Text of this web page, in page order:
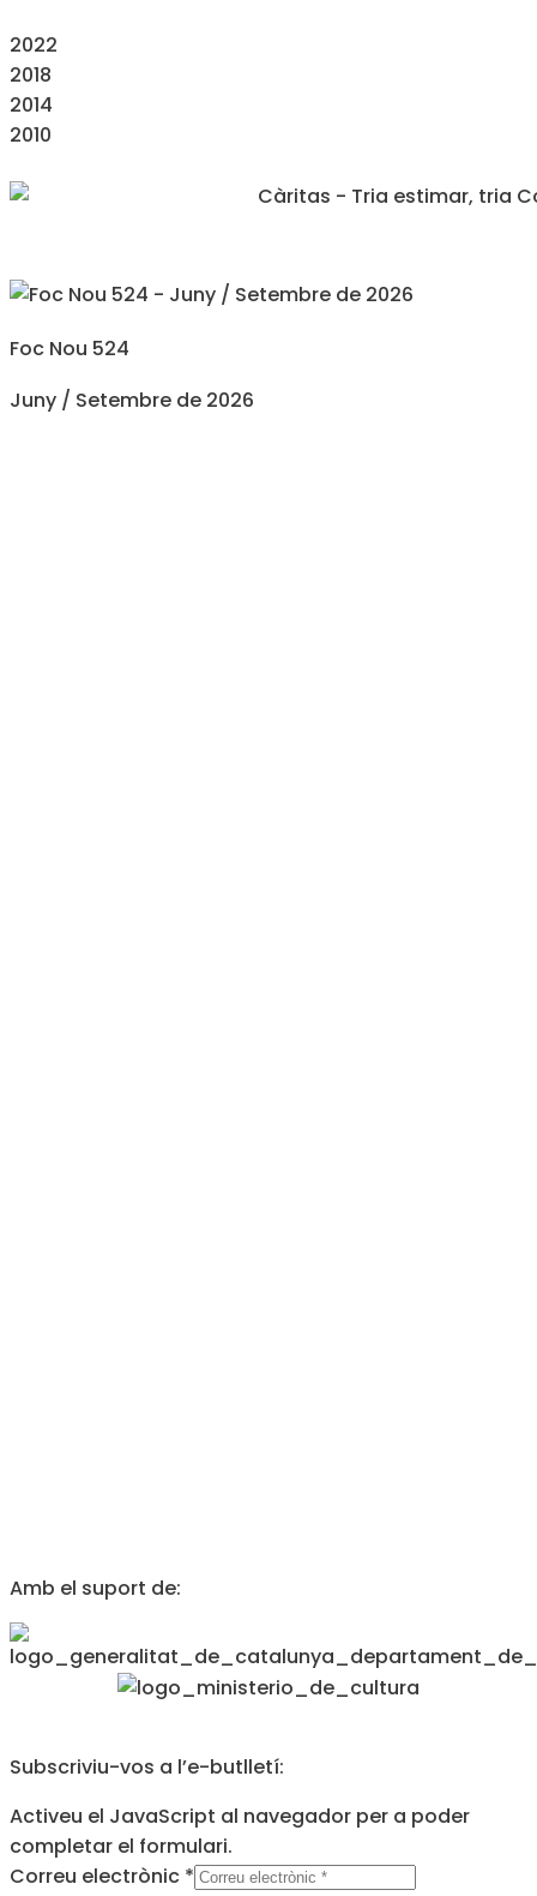
2022
2018
2014
2010
Foc Nou 524
Juny / Setembre de 2026
Amb el suport de:
Subscriviu-vos a l’e-butlletí:
Activeu el JavaScript al navegador per a poder
completar el formulari.
Correu electrònic *